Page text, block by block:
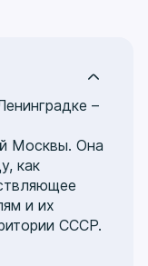
–
Москвы. Она
как
и их
СССР.